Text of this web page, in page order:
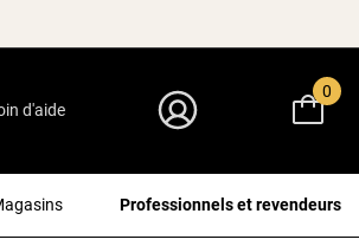
d'aide
0
Professionnels et revendeurs